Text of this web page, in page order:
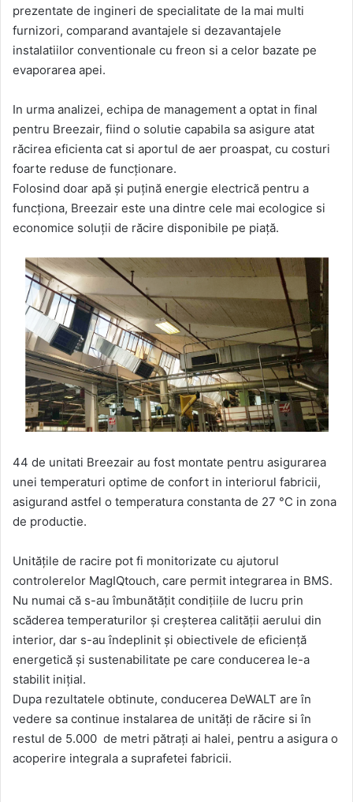
prezentate de ingineri de specialitate de la mai multi
furnizori, comparand avantajele si dezavantajele
instalatiilor conventionale cu freon si a celor bazate pe
evaporarea apei.
In urma analizei, echipa de management a optat in final
pentru Breezair, fiind o solutie capabila sa asigure atat
răcirea eficienta cat si aportul de aer proaspat, cu costuri
foarte reduse de funcționare.
Folosind doar apă și puțină energie electrică pentru a
funcționa, Breezair este una dintre cele mai ecologice si
economice soluții de răcire disponibile pe piață.
44 de unitati Breezair au fost montate pentru asigurarea
unei temperaturi optime de confort in interiorul fabricii,
asigurand astfel o temperatura constanta de 27 °C in zona
de productie.
Unitățile de racire pot fi monitorizate cu ajutorul
controlerelor MagIQtouch, care permit integrarea in BMS.
Nu numai că s-au îmbunătățit condițiile de lucru prin
scăderea temperaturilor și creșterea calității aerului din
interior, dar s-au îndeplinit și obiectivele de eficiență
energetică și sustenabilitate pe care conducerea le-a
stabilit inițial.
Dupa rezultatele obtinute, conducerea DeWALT are în
vedere sa continue instalarea de unități de răcire si în
restul de 5.000 de metri pătrați ai halei, pentru a asigura o
acoperire integrala a suprafetei fabricii.